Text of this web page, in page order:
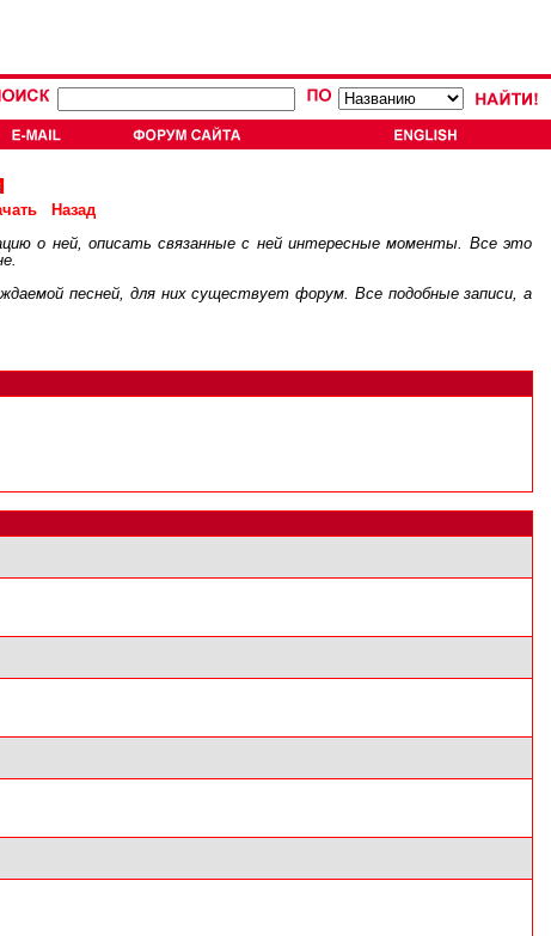
Назад
о ней, описать связанные с ней интересные моменты. Все это
песней, для них существует форум. Все подобные записи, а